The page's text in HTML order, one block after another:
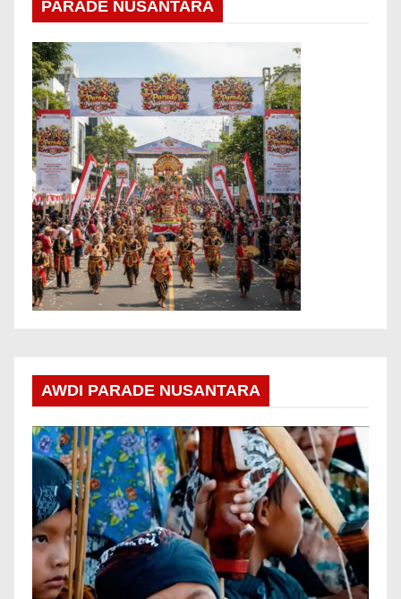
PARADE NUSANTARA
AWDI PARADE NUSANTARA